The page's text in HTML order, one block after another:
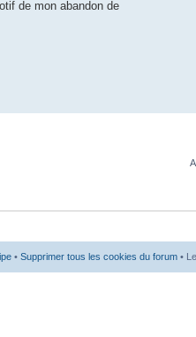
de mon abandon de
• Supprimer tous les cookies du forum •